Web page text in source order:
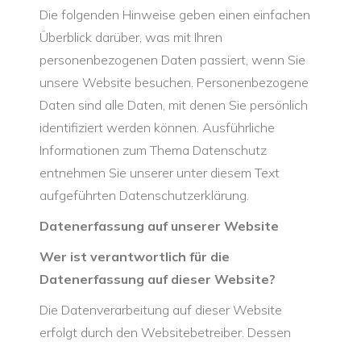
Die folgenden Hinweise geben einen einfachen
Überblick darüber, was mit Ihren
personenbezogenen Daten passiert, wenn Sie
unsere Website besuchen. Personenbezogene
Daten sind alle Daten, mit denen Sie persönlich
identifiziert werden können. Ausführliche
Informationen zum Thema Datenschutz
entnehmen Sie unserer unter diesem Text
aufgeführten Datenschutzerklärung.
Datenerfassung auf unserer Website
Wer ist verantwortlich für die
Datenerfassung auf dieser Website?
Die Datenverarbeitung auf dieser Website
erfolgt durch den Websitebetreiber. Dessen